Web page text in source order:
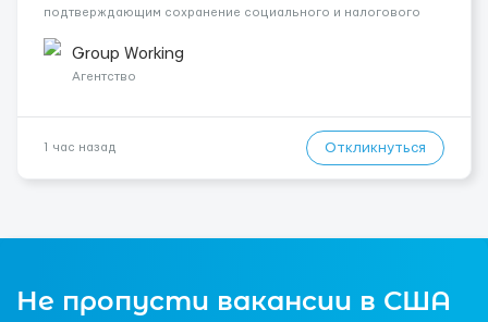
подтверждающим сохранение социального и налогового
A1 могут получить граждане стран с упрощенным доступом к
рынку труда ЕС (Укра...
Group Working
Агентство
1 час назад Откликнуться
Не пропусти вакансии в США